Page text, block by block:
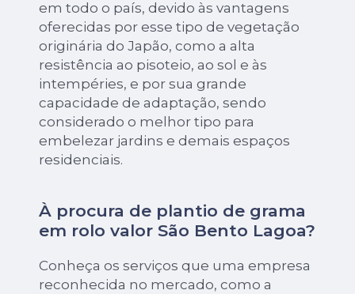
em todo o país, devido às vantagens
oferecidas por esse tipo de vegetação
originária do Japão, como a alta
resistência ao pisoteio, ao sol e às
intempéries, e por sua grande
capacidade de adaptação, sendo
considerado o melhor tipo para
embelezar jardins e demais espaços
residenciais.
À procura de plantio de grama
em rolo valor São Bento Lagoa?
Conheça os serviços que uma empresa
reconhecida no mercado, como a